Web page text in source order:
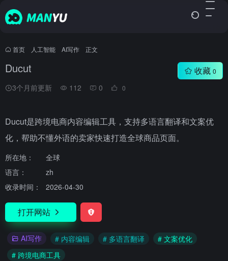
首页 人工智能 AI写作 正文
Ducut
3个月前更新 112 0 0
收藏 0
Ducut是跨境电商内容编辑工具，支持多语言翻译和文案优
化，帮助不懂外语的卖家快速打造全球商品页面。
所在地：
全球
语言：
zh
收录时间：
2026-04-30
打开网站
AI写作 # 内容编辑 # 多语言翻译
# 文案优化
# 跨境电商工具